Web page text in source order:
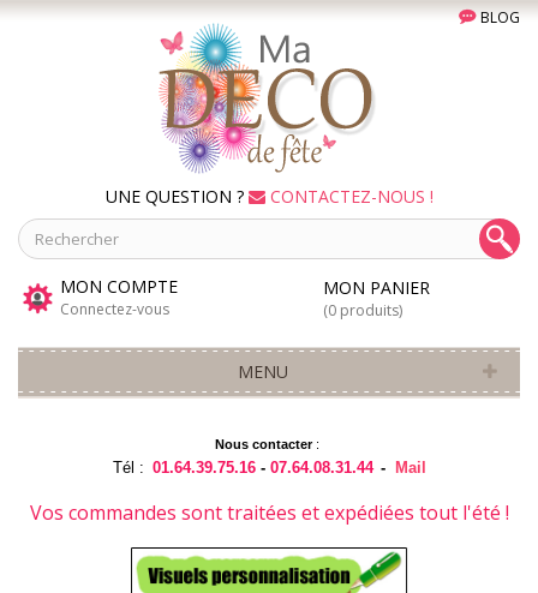
BLOG
UNE QUESTION ? CONTACTEZ-NOUS !
MON COMPTE
Connectez-vous
MON PANIER
(0 produits)
MENU
Nous contacter:
Tél : 01.64.39.75.16 -07.64.08.31.44 - Mail
Vos commandes sont traitées et expédiées tout l'été !